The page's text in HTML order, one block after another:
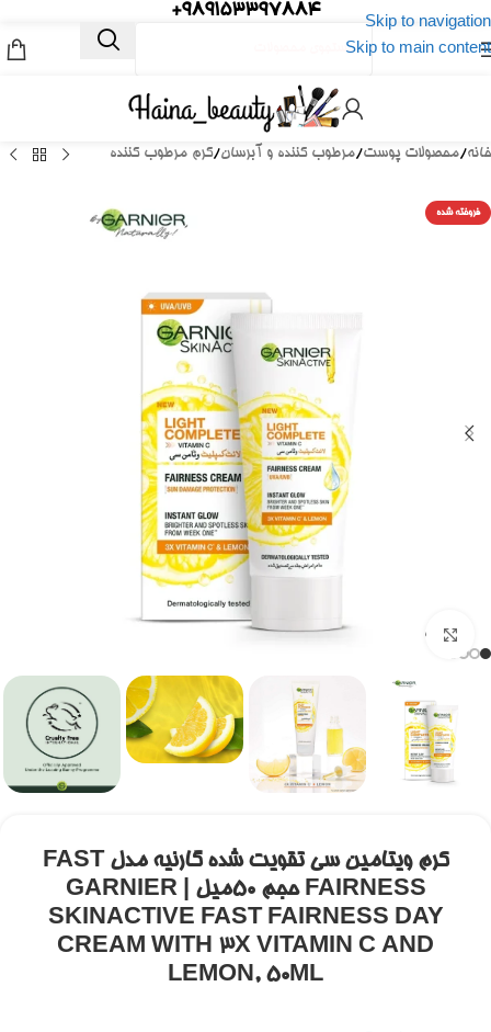
Skip to navigation
Skip to main content
989153397884+
خانه/محصولات پوست/مرطوب کننده و آبرسان/کرم مرطوب کننده
فروخته شده
برای بزرگنمایی کلیک کنید
کرم ویتامین سی تقویت شده گارنیه مدل FAST
FAIRNESS حجم 50میل | GARNIER
SKINACTIVE FAST FAIRNESS DAY
CREAM WITH 3X VITAMIN C AND
LEMON, 50ML